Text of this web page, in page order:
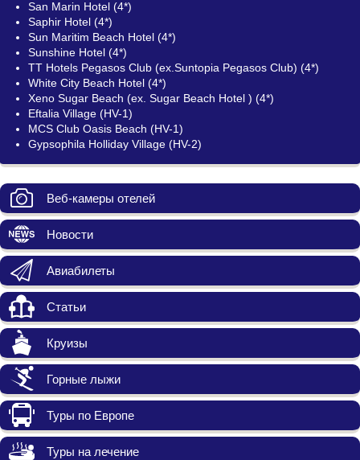
San Marin Hotel (4*)
Saphir Hotel (4*)
Sun Maritim Beach Hotel (4*)
Sunshine Hotel (4*)
TT Hotels Pegasos Club (ex.Suntopia Pegasos Club) (4*)
White City Beach Hotel (4*)
Xeno Sugar Beach (ех. Sugar Beach Hotel ) (4*)
Eftalia Village (HV-1)
MCS Club Oasis Beach (HV-1)
Gypsophila Holliday Village (HV-2)
Веб-камеры отелей
Новости
Авиабилеты
Статьи
Круизы
Горные лыжи
Туры по Европе
Туры на лечение